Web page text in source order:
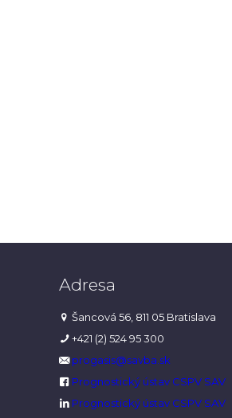
Adresa
Šancová 56, 811 05 Bratislava
+421 (2) 524 95 300
progasis@savba.sk
Prognostický ústav CSPV SAV
Prognostický ústav CSPV SAV